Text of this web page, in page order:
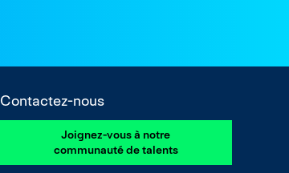
Contactez-nous
Joignez-vous à notre
communauté de talents